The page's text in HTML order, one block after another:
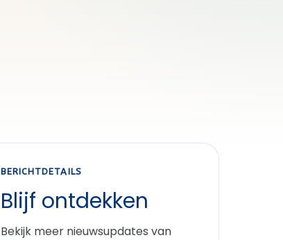
BERICHTDETAILS
Blijf ontdekken
Bekijk meer nieuwsupdates van